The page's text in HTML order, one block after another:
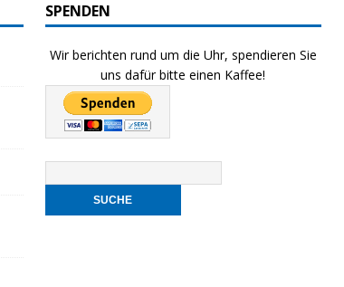
SPENDEN
Wir berichten rund um die Uhr, spendieren Sie
uns dafür bitte einen Kaffee!